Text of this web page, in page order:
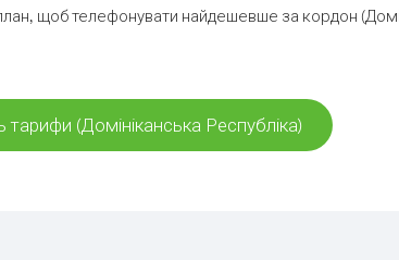
щоб телефонувати найдешевше за кордон
тарифи (Домініканська Республіка)